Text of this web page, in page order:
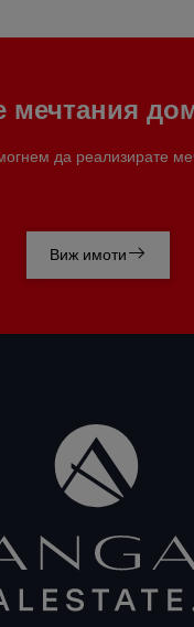
мечтания
да реализирате
Виж имоти